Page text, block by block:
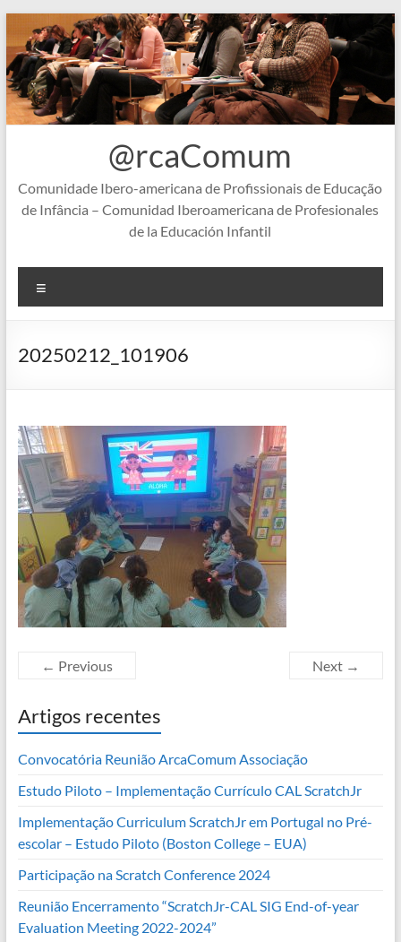
to
content
@rcaComum
Comunidade Ibero-americana de Profissionais de Educação
de Infância – Comunidad Iberoamericana de Profesionales
de la Educación Infantil
20250212_101906
← Previous Next →
Artigos recentes
Convocatória Reunião ArcaComum Associação
Estudo Piloto – Implementação Currículo CAL ScratchJr
Implementação Curriculum ScratchJr em Portugal no Pré-
escolar – Estudo Piloto (Boston College – EUA)
Participação na Scratch Conference 2024
Reunião Encerramento “ScratchJr-CAL SIG End-of-year
Evaluation Meeting 2022-2024”